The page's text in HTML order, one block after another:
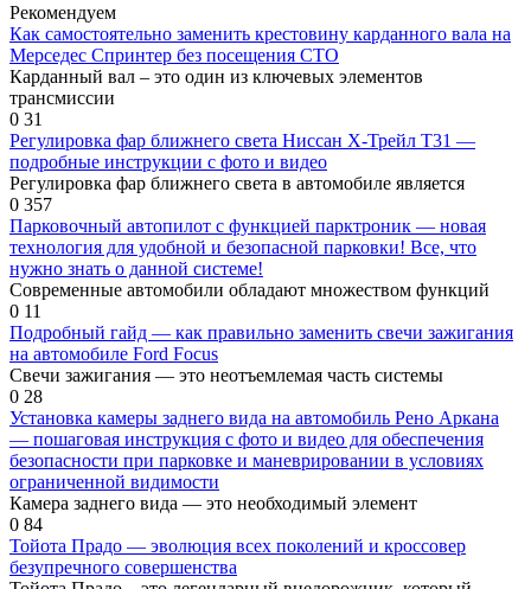
Рекомендуем
Как самостоятельно заменить крестовину карданного вала на
Мерседес Спринтер без посещения СТО
Карданный вал – это один из ключевых элементов
трансмиссии
0 31
Регулировка фар ближнего света Ниссан Х-Трейл Т31 —
подробные инструкции с фото и видео
Регулировка фар ближнего света в автомобиле является
0 357
Парковочный автопилот с функцией парктроник — новая
технология для удобной и безопасной парковки! Все, что
нужно знать о данной системе!
Современные автомобили обладают множеством функций
0 11
Подробный гайд — как правильно заменить свечи зажигания
на автомобиле Ford Focus
Свечи зажигания — это неотъемлемая часть системы
0 28
Установка камеры заднего вида на автомобиль Рено Аркана
— пошаговая инструкция с фото и видео для обеспечения
безопасности при парковке и маневрировании в условиях
ограниченной видимости
Камера заднего вида — это необходимый элемент
0 84
Тойота Прадо — эволюция всех поколений и кроссовер
безупречного совершенства